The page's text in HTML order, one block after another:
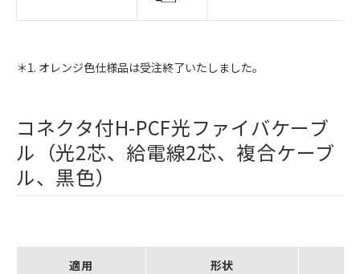
＊1. オレンジ色仕様品は受注終了いたしました。
コネクタ付H-PCF光ファイバケーブ
ル（光2芯、給電線2芯、複合ケーブ
ル、黒色）
適用 形状